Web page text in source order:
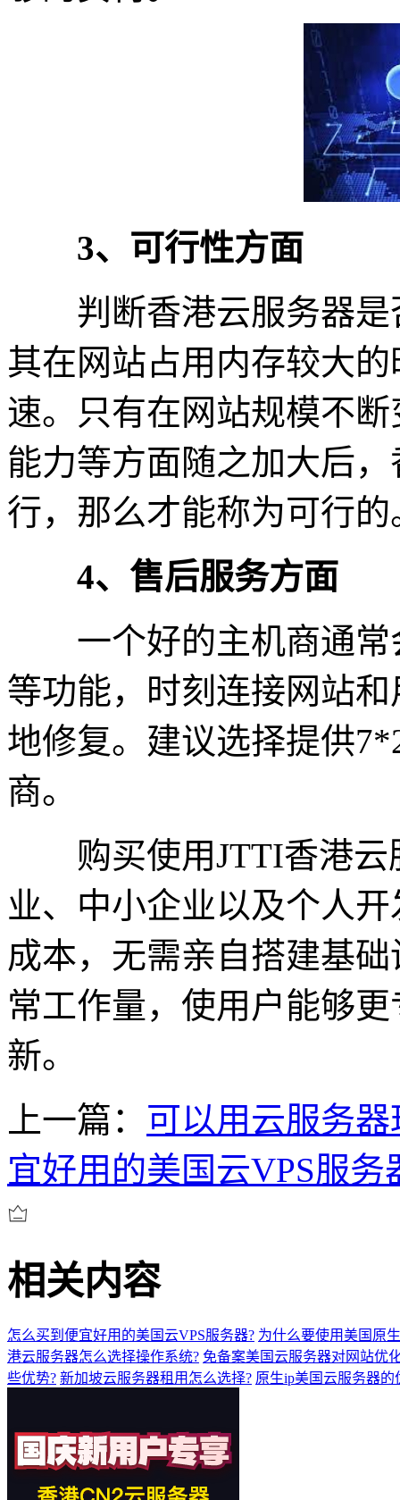
3、可行性方面
判断香港云服务器是
其在网站占用内存较大
速。只有在网站规模不
能力等方面随之加大后
行，那么才能称为可行的
4、售后服务方面
一个好的主机商通常
等功能，时刻连接网站
地修复。建议选择提供
商。
购买使用JTTI香港云
业、中小企业以及个人
成本，无需亲自搭建基
常工作量，使用户能够
新。
上一篇： 可以用云服务器
宜好用的美国云VPS服务
相关内容
怎么买到便宜好用的美国云VPS服务器? 为什么要使用美国原
港云服务器怎么选择操作系统? 免备案美国云服务器对网站优
些优势? 新加坡云服务器租用怎么选择? 原生ip美国云服务器的